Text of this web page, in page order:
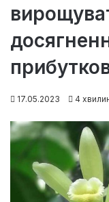
17.05.2023 4